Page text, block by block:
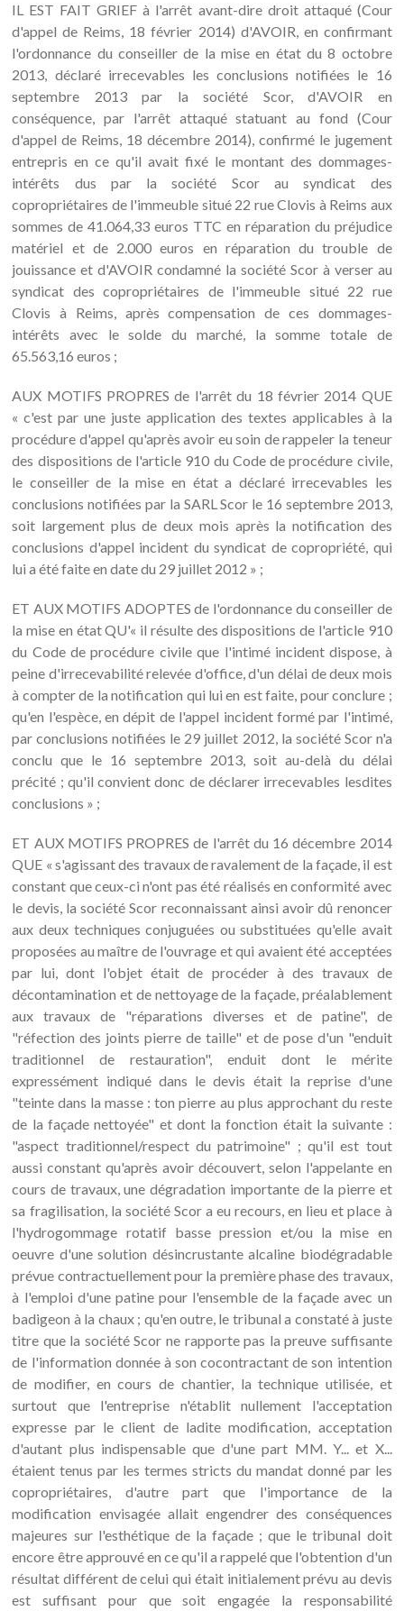
IL EST FAIT GRIEF à l'arrêt avant-dire droit attaqué (Cour
d'appel de Reims, 18 février 2014) d'AVOIR, en confirmant
l'ordonnance du conseiller de la mise en état du 8 octobre
2013, déclaré irrecevables les conclusions notifiées le 16
septembre 2013 par la société Scor, d'AVOIR en
conséquence, par l'arrêt attaqué statuant au fond (Cour
d'appel de Reims, 18 décembre 2014), confirmé le jugement
entrepris en ce qu'il avait fixé le montant des dommages-
intérêts dus par la société Scor au syndicat des
copropriétaires de l'immeuble situé 22 rue Clovis à Reims aux
sommes de 41.064,33 euros TTC en réparation du préjudice
matériel et de 2.000 euros en réparation du trouble de
jouissance et d'AVOIR condamné la société Scor à verser au
syndicat des copropriétaires de l'immeuble situé 22 rue
Clovis à Reims, après compensation de ces dommages-
intérêts avec le solde du marché, la somme totale de
65.563,16 euros ;
AUX MOTIFS PROPRES de l'arrêt du 18 février 2014 QUE
« c'est par une juste application des textes applicables à la
procédure d'appel qu'après avoir eu soin de rappeler la teneur
des dispositions de l'article 910 du Code de procédure civile,
le conseiller de la mise en état a déclaré irrecevables les
conclusions notifiées par la SARL Scor le 16 septembre 2013,
soit largement plus de deux mois après la notification des
conclusions d'appel incident du syndicat de copropriété, qui
lui a été faite en date du 29 juillet 2012 » ;
ET AUX MOTIFS ADOPTES de l'ordonnance du conseiller de
la mise en état QU'« il résulte des dispositions de l'article 910
du Code de procédure civile que l'intimé incident dispose, à
peine d'irrecevabilité relevée d'office, d'un délai de deux mois
à compter de la notification qui lui en est faite, pour conclure ;
qu'en l'espèce, en dépit de l'appel incident formé par l'intimé,
par conclusions notifiées le 29 juillet 2012, la société Scor n'a
conclu que le 16 septembre 2013, soit au-delà du délai
précité ; qu'il convient donc de déclarer irrecevables lesdites
conclusions » ;
ET AUX MOTIFS PROPRES de l'arrêt du 16 décembre 2014
QUE « s'agissant des travaux de ravalement de la façade, il est
constant que ceux-ci n'ont pas été réalisés en conformité avec
le devis, la société Scor reconnaissant ainsi avoir dû renoncer
aux deux techniques conjuguées ou substituées qu'elle avait
proposées au maître de l'ouvrage et qui avaient été acceptées
par lui, dont l'objet était de procéder à des travaux de
décontamination et de nettoyage de la façade, préalablement
aux travaux de "réparations diverses et de patine", de
"réfection des joints pierre de taille" et de pose d'un "enduit
traditionnel de restauration", enduit dont le mérite
expressément indiqué dans le devis était la reprise d'une
"teinte dans la masse : ton pierre au plus approchant du reste
de la façade nettoyée" et dont la fonction était la suivante :
"aspect traditionnel/respect du patrimoine" ; qu'il est tout
aussi constant qu'après avoir découvert, selon l'appelante en
cours de travaux, une dégradation importante de la pierre et
sa fragilisation, la société Scor a eu recours, en lieu et place à
l'hydrogommage rotatif basse pression et/ou la mise en
oeuvre d'une solution désincrustante alcaline biodégradable
prévue contractuellement pour la première phase des travaux,
à l'emploi d'une patine pour l'ensemble de la façade avec un
badigeon à la chaux ; qu'en outre, le tribunal a constaté à juste
titre que la société Scor ne rapporte pas la preuve suffisante
de l'information donnée à son cocontractant de son intention
de modifier, en cours de chantier, la technique utilisée, et
surtout que l'entreprise n'établit nullement l'acceptation
expresse par le client de ladite modification, acceptation
d'autant plus indispensable que d'une part MM. Y... et X...
étaient tenus par les termes stricts du mandat donné par les
copropriétaires, d'autre part que l'importance de la
modification envisagée allait engendrer des conséquences
majeures sur l'esthétique de la façade ; que le tribunal doit
encore être approuvé en ce qu'il a rappelé que l'obtention d'un
résultat différent de celui qui était initialement prévu au devis
est suffisant pour que soit engagée la responsabilité